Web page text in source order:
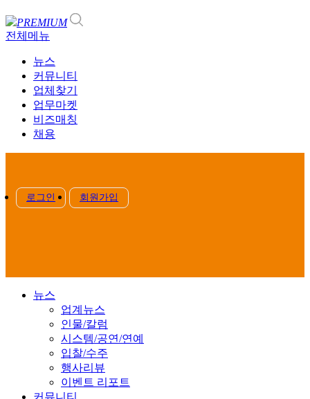
PREMIUM
전체메뉴
뉴스
커뮤니티
업체찾기
업무마켓
비즈매칭
채용
로그인 회원가입
뉴스
업계뉴스
인물/칼럼
시스템/공연/연예
입찰/수주
행사리뷰
이벤트 리포트